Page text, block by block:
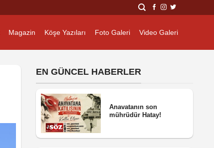
Magazin Köşe Yazıları Foto Galeri Video Galeri
EN GÜNCEL HABERLER
Anavatanın son
mührüdür Hatay!